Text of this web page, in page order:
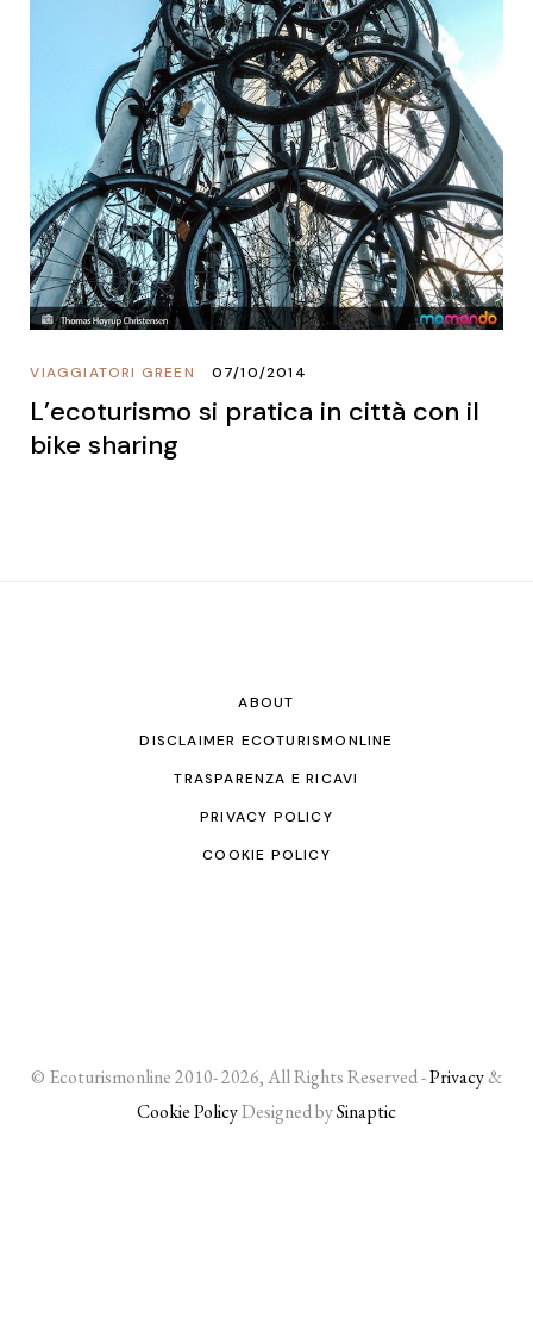
VIAGGIATORI GREEN 07/10/2014
L’ecoturismo si pratica in città con il
bike sharing
ABOUT
DISCLAIMER ECOTURISMONLINE
TRASPARENZA E RICAVI
PRIVACY POLICY
COOKIE POLICY
© Ecoturismonline 2010- 2026, All Rights Reserved -Privacy&
Cookie PolicyDesigned bySinaptic